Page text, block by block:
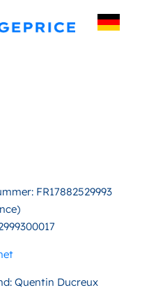
FR17882529993
Quentin Ducreux